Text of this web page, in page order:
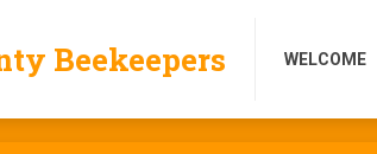
Beekeepers WELCOME